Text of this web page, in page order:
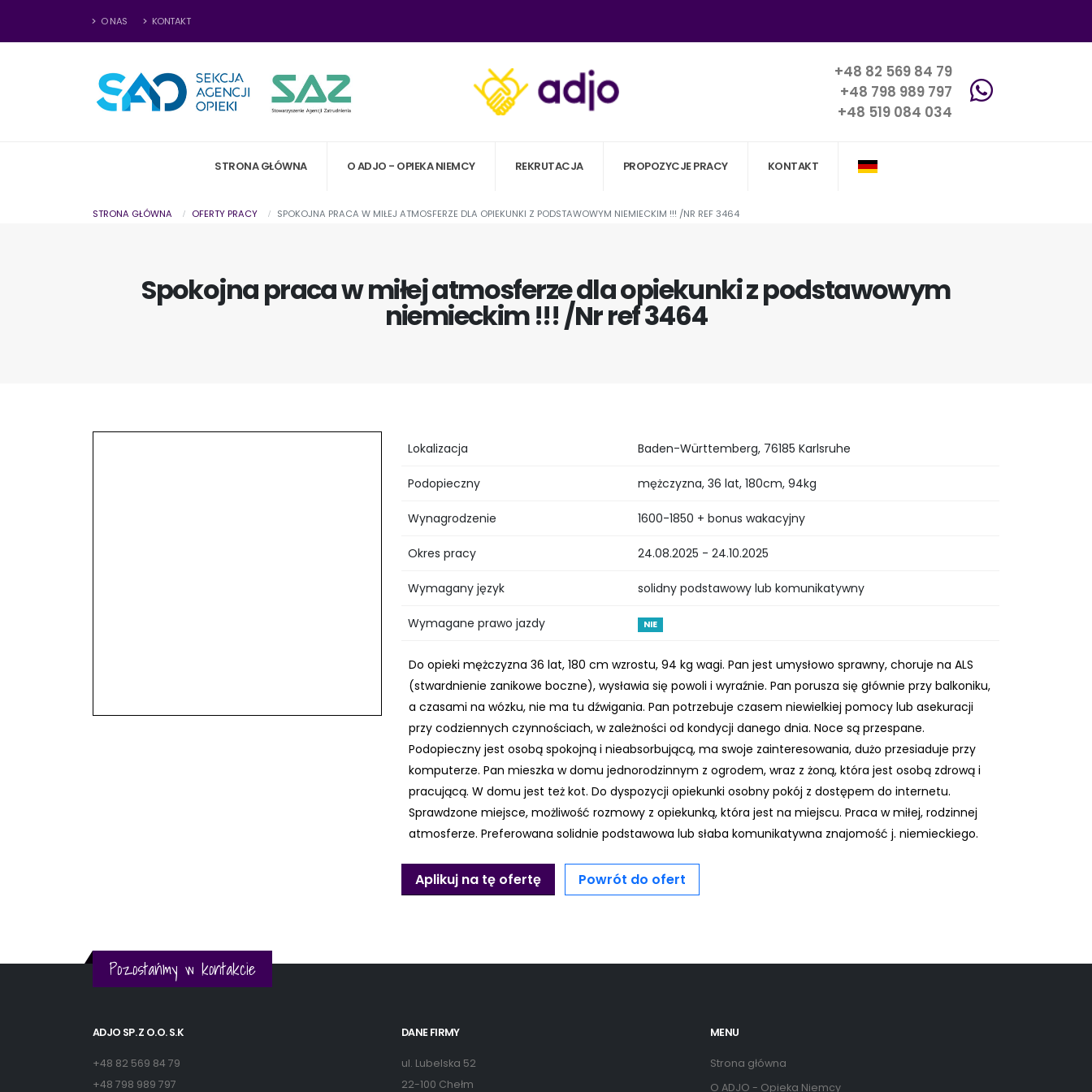
O NAS KONTAKT
+48 82 569 84 79
+48 798 989 797
+48 519 084 034
STRONA GŁÓWNA O ADJO - OPIEKA NIEMCY REKRUTACJA PROPOZYCJE PRACY KONTAKT
STRONA GŁÓWNA OFERTY PRACY SPOKOJNA PRACA W MIŁEJ ATMOSFERZE DLA OPIEKUNKI Z PODSTAWOWYM NIEMIECKIM !!! /NR REF 3464
Spokojna praca w miłej atmosferze dla opiekunki z podstawowym
niemieckim !!! /Nr ref 3464
Lokalizacja Baden-Württemberg, 76185 Karlsruhe
Podopieczny mężczyzna, 36 lat, 180cm, 94kg
Wynagrodzenie 1600-1850 + bonus wakacyjny
Okres pracy 24.08.2025 - 24.10.2025
Wymagany język solidny podstawowy lub komunikatywny
Wymagane prawo jazdy NIE
Do opieki mężczyzna 36 lat, 180 cm wzrostu, 94 kg wagi. Pan jest umysłowo sprawny, choruje na ALS
(stwardnienie zanikowe boczne), wysławia się powoli i wyraźnie. Pan porusza się głównie przy balkoniku,
a czasami na wózku, nie ma tu dźwigania. Pan potrzebuje czasem niewielkiej pomocy lub asekuracji
przy codziennych czynnościach, w zależności od kondycji danego dnia. Noce są przespane.
Podopieczny jest osobą spokojną i nieabsorbującą, ma swoje zainteresowania, dużo przesiaduje przy
komputerze. Pan mieszka w domu jednorodzinnym z ogrodem, wraz z żoną, która jest osobą zdrową i
pracującą. W domu jest też kot. Do dyspozycji opiekunki osobny pokój z dostępem do internetu.
Sprawdzone miejsce, możliwość rozmowy z opiekunką, która jest na miejscu. Praca w miłej, rodzinnej
atmosferze. Preferowana solidnie podstawowa lub słaba komunikatywna znajomość j. niemieckiego.
Aplikuj na tę ofertę Powrót do ofert
Pozostańmy w kontakcie
ADJO SP. Z O.O. S.K
+48 82 569 84 79
+48 798 989 797
DANE FIRMY
ul. Lubelska 52
22-100 Chełm
MENU
Strona główna
O ADJO - Opieka Niemcy